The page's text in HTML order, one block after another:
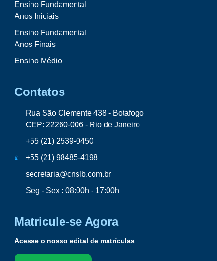
Ensino Fundamental
Anos Iniciais
Ensino Fundamental
Anos Finais
Ensino Médio
Contatos
Rua São Clemente 438 - Botafogo
CEP: 22260-006 - Rio de Janeiro
+55 (21) 2539-0450
+55 (21) 98485-4198
secretaria@cnslb.com.br
Seg - Sex : 08:00h - 17:00h
Matricule-se Agora
Acesse o nosso edital de matrículas